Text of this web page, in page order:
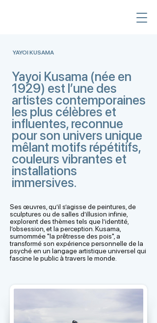
YAYOI KUSAMA
Yayoi Kusama (née en
1929) est l’une des
artistes contemporaines
les plus célèbres et
influentes, reconnue
pour son univers unique
mêlant motifs répétitifs,
couleurs vibrantes et
installations
immersives.
Ses œuvres, qu’il s’agisse de peintures, de
sculptures ou de salles d’illusion infinie,
explorent des thèmes tels que l’identité,
l’obsession, et la perception. Kusama,
surnommée "la prêtresse des pois", a
transformé son expérience personnelle de la
psyché en un langage artistique universel qui
fascine le public à travers le monde.